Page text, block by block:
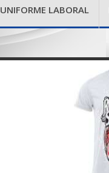
UNIFORME LABORAL